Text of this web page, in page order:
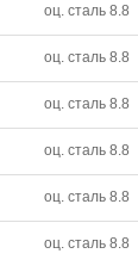
оц. сталь 8.8
оц. сталь 8.8
оц. сталь 8.8
оц. сталь 8.8
оц. сталь 8.8
оц. сталь 8.8